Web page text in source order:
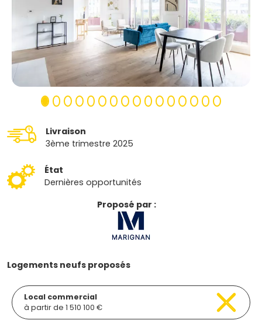
Livraison
3ème trimestre 2025
État
Dernières opportunités
Proposé par :
Logements neufs proposés
Local commercial
à partir de 1 510 100 €